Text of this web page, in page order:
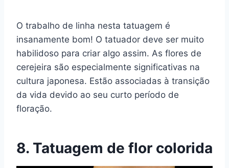
O trabalho de linha nesta tatuagem é
insanamente bom! O tatuador deve ser muito
habilidoso para criar algo assim. As flores de
cerejeira são especialmente significativas na
cultura japonesa. Estão associadas à transição
da vida devido ao seu curto período de
floração.
8. Tatuagem de flor colorida